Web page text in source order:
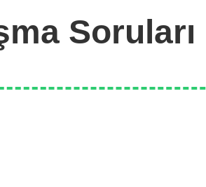
Soruları